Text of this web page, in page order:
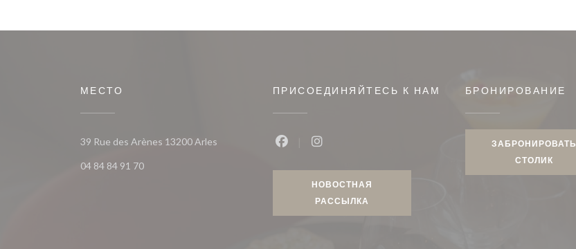
МЕСТО
39 Rue des Arènes 13200 Arles((открывается в новом окне))
04 84 84 91 70
ПРИСОЕДИНЯЙТЕСЬ К НАМ
Instagram ((открывается в новом окне))
НОВОСТНАЯ
РАССЫЛКА
БРОНИРОВАНИЕ
ЗАБРОНИРОВАТЬ
СТОЛИК